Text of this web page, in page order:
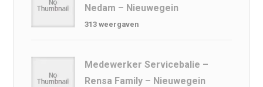
Nedam – Nieuwegein
313 weergaven
Medewerker Servicebalie –
Rensa Family – Nieuwegein